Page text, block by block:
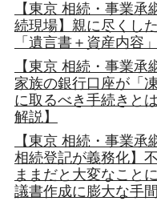
【東京 相続・事業
続現場】親に尽くし
「遺言書＋資産内容
【東京 相続・事業
家族の銀行口座が「
に取るべき手続きと
解説】
【東京 相続・事業
相続登記が義務化】
ままだと大変なこと
議書作成に膨大な手間